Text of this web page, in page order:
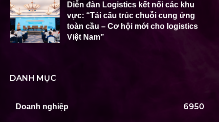
Diễn đàn Logistics kết nối các khu
vực: “Tái cấu trúc chuỗi cung ứng
toàn cầu – Cơ hội mới cho logistics
Việt Nam”
DANH MỤC
Doanh nghiệp 6950